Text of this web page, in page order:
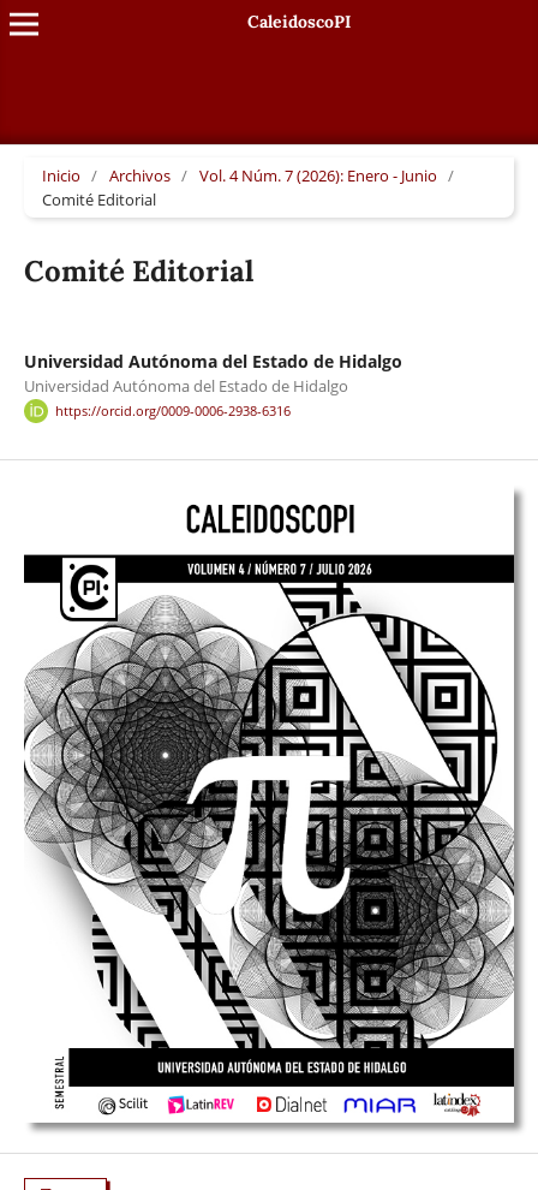
CaleidoscoPI
Inicio / Archivos / Vol. 4 Núm. 7 (2026): Enero - Junio /
Comité Editorial
Comité Editorial
Universidad Autónoma del Estado de Hidalgo
Universidad Autónoma del Estado de Hidalgo
https://orcid.org/0009-0006-2938-6316